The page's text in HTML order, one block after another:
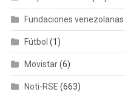
Fundaciones venezolanas
Fútbol (1)
Movistar(6)
Noti-RSE (663)